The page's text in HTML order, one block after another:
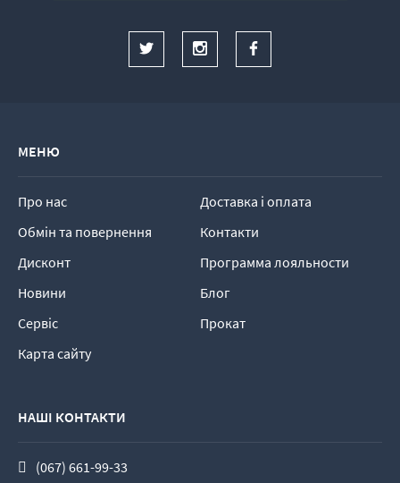
МЕНЮ
Про нас
Доставка і оплата
Обмін та повернення
Контакти
Дисконт
Программа лояльности
Новини
Блог
Сервіс
Прокат
Карта сайту
НАШІ КОНТАКТИ
(067) 661-99-33